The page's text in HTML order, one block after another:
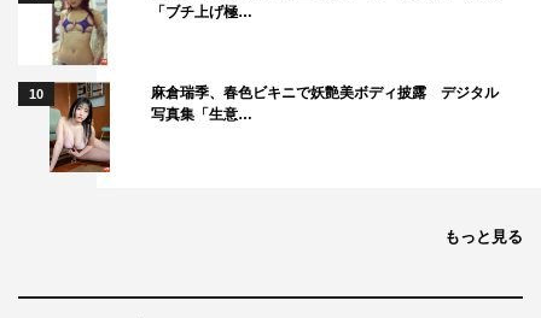
『ウワサのお客さま 全国店員さんインタビュー！2時間
SP』
フジテレビ系
2020年10月9日（金）後9時～10時52分
「ブチ上げ極…
10
麻倉瑞季、春色ビキニで妖艶美ボディ披露 デジタル
写真集「生意…
もっと見る